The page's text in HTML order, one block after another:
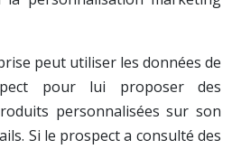
peut utiliser les données de
pour lui proposer des
personnalisées sur son
Si le prospect a consulté des